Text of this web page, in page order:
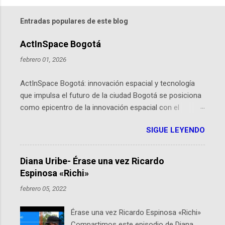
Entradas populares de este blog
ActInSpace Bogotá
febrero 01, 2026
ActInSpace Bogotá: innovación espacial y tecnología
que impulsa el futuro de la ciudad Bogotá se posiciona
como epicentro de la innovación espacial con el
hackathon global que convierte tecnologías de la
Agencia Espacial Europea en soluciones prácticas para
la vida cotidiana. Este evento, organizado por el
Planetario de Bogotá del Idartes y la Universidad de los
Andes, reúne a expertos como el presidente de Airbus
Colombia y líderes del sector aeroespacial para inspirar
por qué importa en Bogotá ActInSpace es una
SIGUE LEYENDO
Diana Uribe- Érase una vez Ricardo
Espinosa «Richi»
febrero 05, 2022
Érase una vez Ricardo Espinosa «Richi»